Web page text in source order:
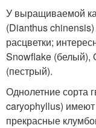
У выращиваемой
(Dianthus chinensis)
расцветки;
Snowflake (белый),
(пестрый).
Однолетние сорта
caryophyllus)
прекрасные